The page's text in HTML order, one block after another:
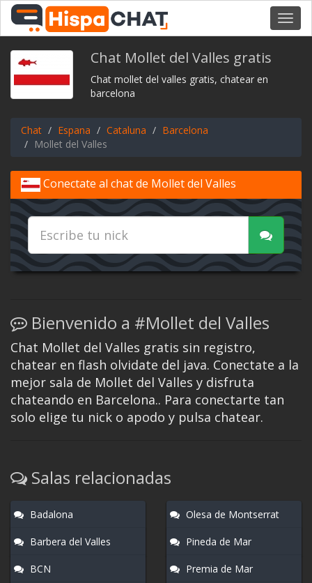
Chat Mollet del Valles gratis
Chat mollet del valles gratis, chatear en
barcelona
Chat Espana Cataluna
Barcelona
Mollet del Valles
Conectate al chat de Mollet del Valles
Bienvenido a #Mollet del Valles
Chat Mollet del Valles gratis sin registro,
chatear en flash olvidate del java. Conectate a la
mejor sala de Mollet del Valles y disfruta
chateando en Barcelona.. Para conectarte tan
solo elige tu nick o apodo y pulsa chatear.
Salas relacionadas
Badalona
Barbera del Valles
BCN
Olesa de Montserrat
Pineda de Mar
Premia de Mar